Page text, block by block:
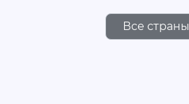
Все страны